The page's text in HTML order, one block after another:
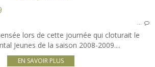
…
lors de cette journée qui cloturait le
Jeunes de la saison 2008-2009....
EN SAVOIR PLUS